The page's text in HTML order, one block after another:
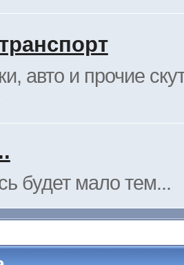
авто и прочие
будет мало тем...